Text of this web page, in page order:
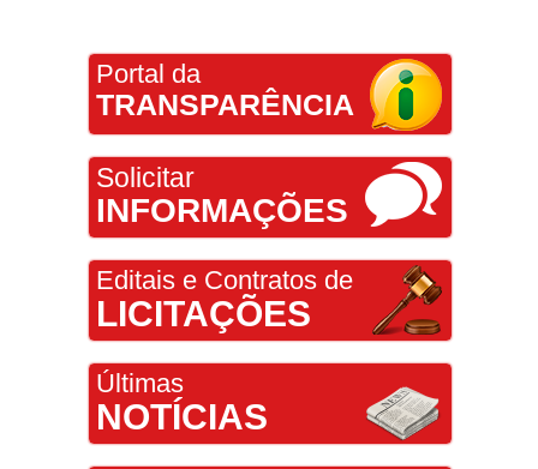
Portal da
TRANSPARÊNCIA
Solicitar
INFORMAÇÕES
Editais e Contratos de
LICITAÇÕES
Últimas
NOTÍCIAS